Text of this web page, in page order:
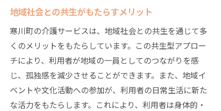
地域社会との共生がもたらすメリット
寒川町の介護サービスは、地域社会との共生を通じて多
くのメリットをもたらしています。この共生型アプロー
チにより、利用者が地域の一員としてのつながりを感
じ、孤独感を減少させることができます。また、地域イ
ベントや文化活動への参加が、利用者の日常生活に新た
な活力をもたらします。これにより、利用者は身体的・